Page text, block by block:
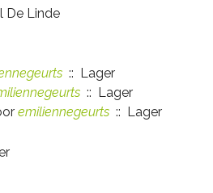
De Linde
:: Lager
:: Lager
emiliennegeurts :: Lager